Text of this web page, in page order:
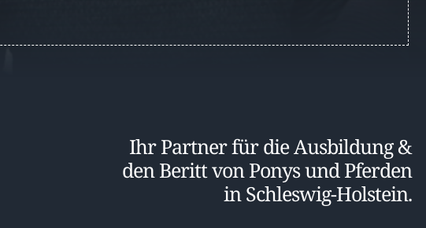
Ihr Partner für die Ausbildung &
den Beritt von Ponys und Pferden
in Schleswig-Holstein.